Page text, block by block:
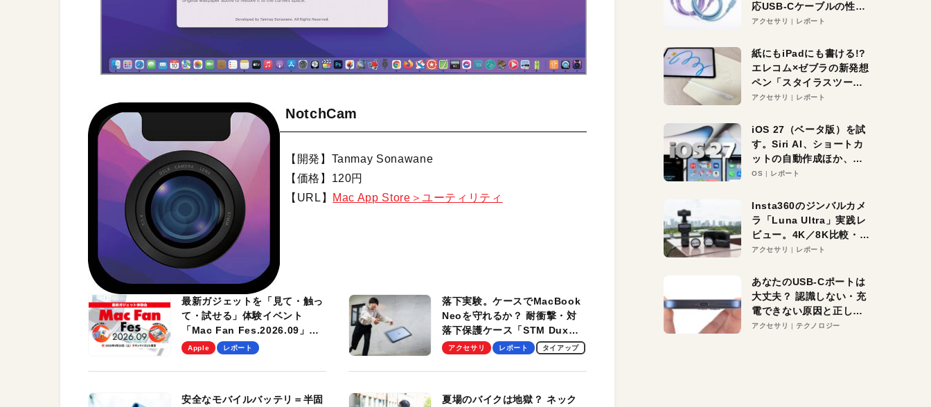
NotchCam
【開発】Tanmay Sonawane
【価格】120円
【URL】
Mac App Store＞ユーティリティ
最新ガジェットを「見て・触っ
て・試せる」体験イベント
「Mac Fan Fes.2026.09」
を、9月26日（土）に開催しま
Apple レポート
落下実験。ケースでMacBook
Neoを守れるか？ 耐衝撃・対
落下保護ケース「STM Dux
Ultra」を検証。学生、ビジネ
適！
アクセサリ レポート タイアップ
安全なモバイルバッテリ＝半固
夏場のバイクは地獄？ ネック
応USB-Cケーブルの性能
を検証。超コスパの1本を
アクセサリ レポート
紙にもiPadにも書ける!?
エレコム×ゼブラの新発想
ペン「スタイラスツーウ
ェイ」レビュー。持ち替
アクセサリ レポート
iOS 27（ベータ版）を試
す。Siri AI、ショートカ
ットの自動作成ほか、期
待大の便利機能5選。
る未来はすぐそこ！
OS レポート
Insta360のジンバルカメ
ラ「Luna Ultra」実践レ
ビュー。4K／8K比較・ズ
ーム・夜間撮影をチェッ
アクセサリ レポート
あなたのUSB-Cポートは
大丈夫？ 認識しない・充
電できない原因と正しい
対策
アクセサリ テクノロジー